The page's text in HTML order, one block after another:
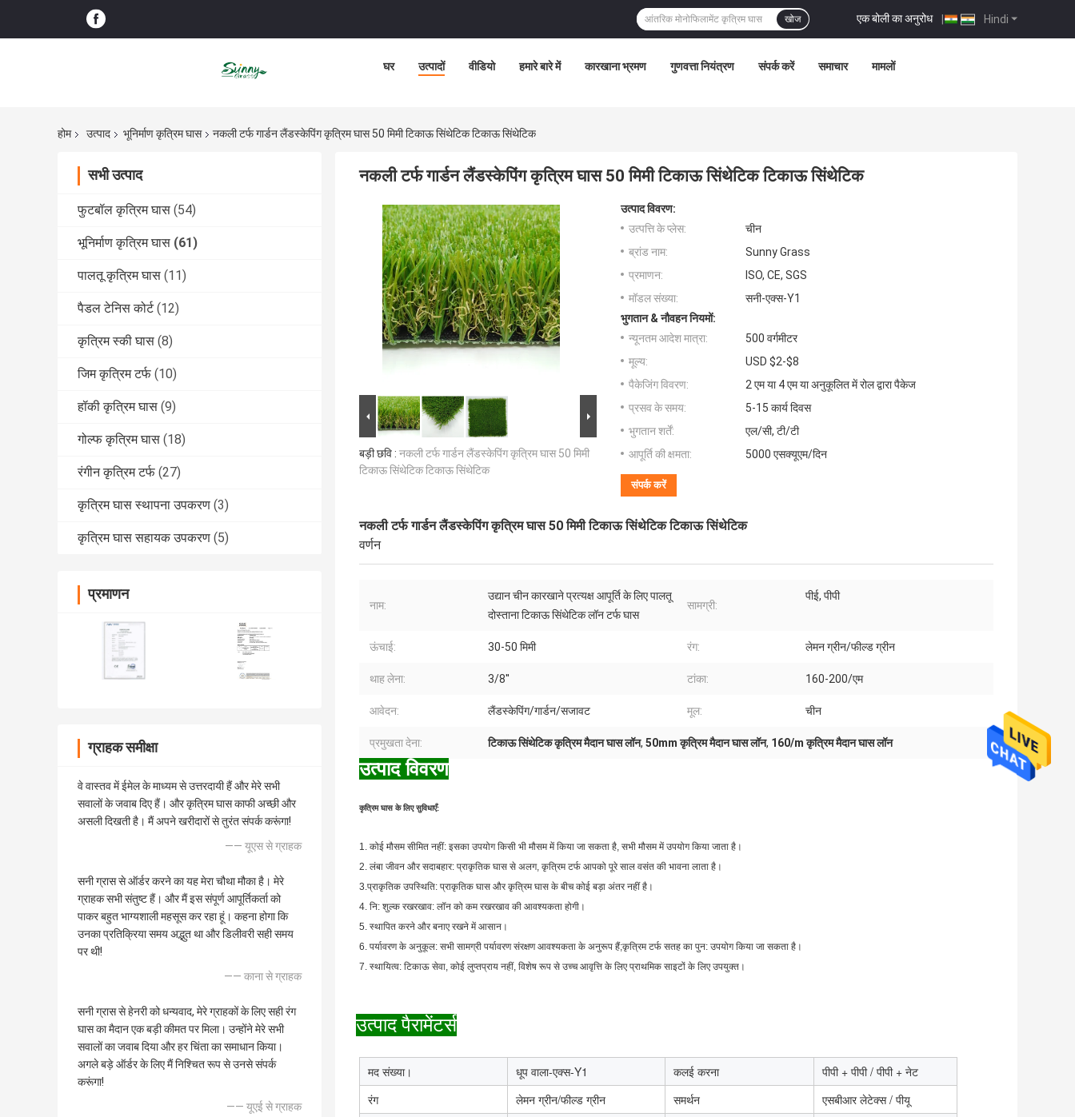
Hindi
एक बोली का अनुरोध |
खोज
घर उत्पादों वीडियो हमारे बारे में कारखाना भ्रमण गुणवत्ता नियंत्रण संपर्क करें समाचार मामलों
होम उत्पाद भूनिर्माण कृत्रिम घास नकली टर्फ गार्डन लैंडस्केपिंग कृत्रिम घास 50 मिमी टिकाऊ सिंथेटिक टिकाऊ सिंथेटिक
सभी उत्पाद
फुटबॉल कृत्रिम घास (54)
भूनिर्माण कृत्रिम घास (61)
पालतू कृत्रिम घास (11)
पैडल टेनिस कोर्ट (12)
कृत्रिम स्की घास (8)
जिम कृत्रिम टर्फ (10)
हॉकी कृत्रिम घास (9)
गोल्फ कृत्रिम घास (18)
रंगीन कृत्रिम टर्फ (27)
कृत्रिम घास स्थापना उपकरण (3)
कृत्रिम घास सहायक उपकरण (5)
प्रमाणन
ग्राहक समीक्षा
वे वास्तव में ईमेल के माध्यम से उत्तरदायी हैं और मेरे सभी
सवालों के जवाब दिए हैं। और कृत्रिम घास काफी अच्छी और
असली दिखती है। मैं अपने खरीदारों से तुरंत संपर्क करूंगा!
—— यूएस से ग्राहक
सनी ग्रास से ऑर्डर करने का यह मेरा चौथा मौका है। मेरे
ग्राहक सभी संतुष्ट हैं। और मैं इस संपूर्ण आपूर्तिकर्ता को
पाकर बहुत भाग्यशाली महसूस कर रहा हूं। कहना होगा कि
उनका प्रतिक्रिया समय अद्भुत था और डिलीवरी सही समय
पर थी!
—— काना से ग्राहक
सनी ग्रास से हेनरी को धन्यवाद, मेरे ग्राहकों के लिए सही रंग
घास का मैदान एक बड़ी कीमत पर मिला। उन्होंने मेरे सभी
सवालों का जवाब दिया और हर चिंता का समाधान किया।
अगले बड़े ऑर्डर के लिए मैं निश्चित रूप से उनसे संपर्क
करूंगा!
—— यूएई से ग्राहक
नकली टर्फ गार्डन लैंडस्केपिंग कृत्रिम घास 50 मिमी टिकाऊ सिंथेटिक टिकाऊ सिंथेटिक
बड़ी छवि : नकली टर्फ गार्डन लैंडस्केपिंग कृत्रिम घास 50 मिमी
टिकाऊ सिंथेटिक टिकाऊ सिंथेटिक
उत्पाद विवरण:
उत्पत्ति के प्लेस:
चीन
ब्रांड नाम:
Sunny Grass
प्रमाणन:
ISO, CE, SGS
मॉडल संख्या:
सनी-एक्स-Y1
भुगतान & नौवहन नियमों:
न्यूनतम आदेश मात्रा:
500 वर्गमीटर
मूल्य:
USD $2-$8
पैकेजिंग विवरण:
2 एम या 4 एम या अनुकूलित में रोल द्वारा पैकेज
प्रसव के समय:
5-15 कार्य दिवस
भुगतान शर्तें:
एल/सी, टी/टी
आपूर्ति की क्षमता:
5000 एसक्यूएम/दिन
संपर्क करें
नकली टर्फ गार्डन लैंडस्केपिंग कृत्रिम घास 50 मिमी टिकाऊ सिंथेटिक टिकाऊ सिंथेटिक
वर्णन
नाम:
उद्यान चीन कारखाने प्रत्यक्ष आपूर्ति के लिए पालतू
दोस्ताना टिकाऊ सिंथेटिक लॉन टर्फ घास
सामग्री:
पीई, पीपी
ऊंचाई: 30-50 मिमी रंग: लेमन ग्रीन/फील्ड ग्रीन
थाह लेना: 3/8'' टांका: 160-200/एम
आवेदन: लैंडस्केपिंग/गार्डन/सजावट मूल: चीन
प्रमुखता देना: टिकाऊ सिंथेटिक कृत्रिम मैदान घास लॉन, 50mm कृत्रिम मैदान घास लॉन, 160/m कृत्रिम मैदान घास लॉन
उत्पाद विवरण
कृत्रिम घास के लिए सुविधाएँ:
1. कोई मौसम सीमित नहीं: इसका उपयोग किसी भी मौसम में किया जा सकता है, सभी मौसम में उपयोग किया जाता है।
2. लंबा जीवन और सदाबहार: प्राकृतिक घास से अलग, कृत्रिम टर्फ आपको पूरे साल वसंत की भावना लाता है।
3.प्राकृतिक उपस्थिति: प्राकृतिक घास और कृत्रिम घास के बीच कोई बड़ा अंतर नहीं है।
4. नि: शुल्क रखरखाव: लॉन को कम रखरखाव की आवश्यकता होगी।
5. स्थापित करने और बनाए रखने में आसान।
6. पर्यावरण के अनुकूल: सभी सामग्री पर्यावरण संरक्षण आवश्यकता के अनुरूप हैं;कृत्रिम टर्फ सतह का पुन: उपयोग किया जा सकता है।
7. स्थायित्व: टिकाऊ सेवा, कोई लुप्तप्राय नहीं, विशेष रूप से उच्च आवृत्ति के लिए प्राथमिक साइटों के लिए उपयुक्त।
उत्पाद पैरामेंटर्स
मद संख्या। धूप वाला-एक्स-Y1 कलई करना
पीपी + पीपी / पीपी + नेट
रंग
लेमन ग्रीन/फील्ड ग्रीन समर्थन
एसबीआर लेटेक्स / पीयू